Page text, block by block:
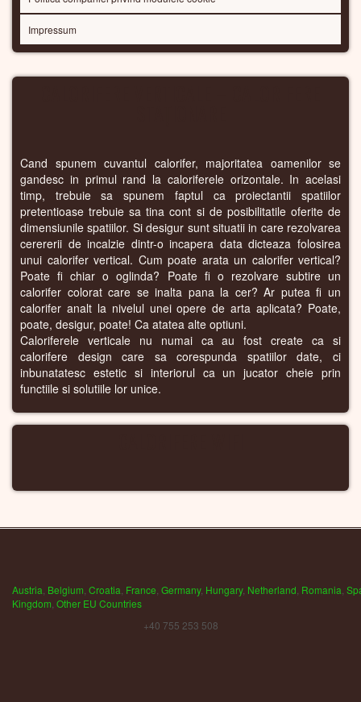
Impressum
Cand spunem cuvantul calorifer, majoritatea oamenilor se
gandesc in primul rand la caloriferele orizontale. In acelasi
timp, trebuie sa spunem faptul ca proiectantii spatiilor
pretentioase trebuie sa tina cont si de posibilitatile oferite de
dimensiunile spatiilor. Si desigur sunt situatii in care rezolvarea
cerererii de incalzie dintr-o incapera data dicteaza folosirea
unui calorifer vertical. Cum poate arata un calorifer vertical?
Poate fi chiar o oglinda? Poate fi o rezolvare subtire un
calorifer colorat care se inalta pana la cer? Ar putea fi un
calorifer analt la nivelul unei opere de arta aplicata? Poate,
poate, desigur, poate! Ca atatea alte optiuni.
Caloriferele verticale nu numai ca au fost create ca si
calorifere design care sa corespunda spatiilor date, ci
inbunatatesc estetic si interiorul ca un jucator cheie prin
functiile si solutiile lor unice.
Austria Belgium Croatia France Germany, Hungary, Netherland Romania
Kingdom Other EU Countries
+40 755 253 508